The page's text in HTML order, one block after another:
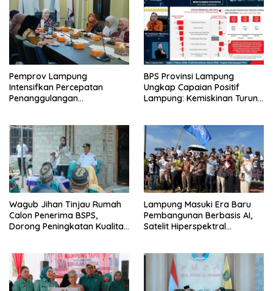
Pemprov Lampung
Intensifkan Percepatan
Penanggulangan
BPS Provinsi Lampung
Ungkap Capaian Positif
Lampung: Kemiskinan Turun,
Wagub Jihan Tinjau Rumah
Calon Penerima BSPS,
Dorong Peningkatan Kualitas
Lampung Masuki Era Baru
Pembangunan Berbasis AI,
Satelit Hiperspektral